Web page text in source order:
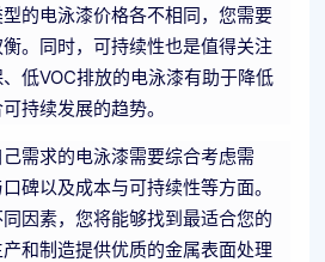
的电泳漆价格各不相同，您需要
。同时，可持续性也是值得关注
低VOC排放的电泳漆有助于降低
持续发展的趋势。
需求的电泳漆需要综合考虑需
碑以及成本与可持续性等方面。
因素，您将能够找到最适合您的
和制造提供优质的金属表面处理